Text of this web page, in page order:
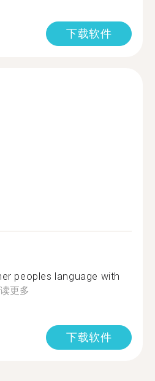
下载软件
peoples language with
更多
下载软件